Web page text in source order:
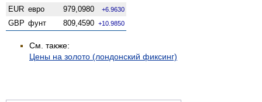
EUR евро 979,0980 +6.9630
GBP фунт 809,4590 +10.9850
См. также:
Цены на золото (лондонский фиксинг)